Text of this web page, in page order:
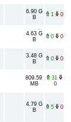
6.90 G
B
1 0
4.63 G
B
0 0
3.48 G
B
0 0
809.59
MB
31
0
4.79 G
B
5 0